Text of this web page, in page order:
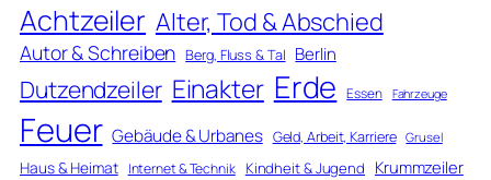
Achtzeiler Alter, Tod & Abschied
Autor & Schreiben Berg, Fluss & Tal Berlin
Dutzendzeiler Einakter Erde Essen Fahrzeuge
Feuer Gebäude & Urbanes Geld, Arbeit, Karriere Grusel
Haus & Heimat Internet & Technik Kindheit & Jugend Krummzeiler